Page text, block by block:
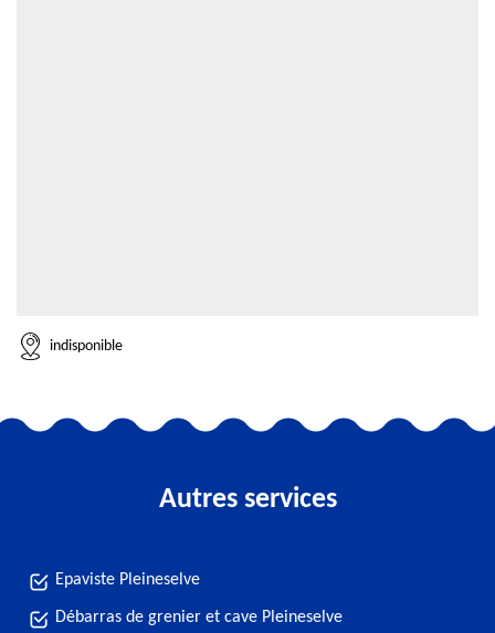
indisponible
Autres services
Epaviste Pleineselve
Débarras de grenier et cave Pleineselve